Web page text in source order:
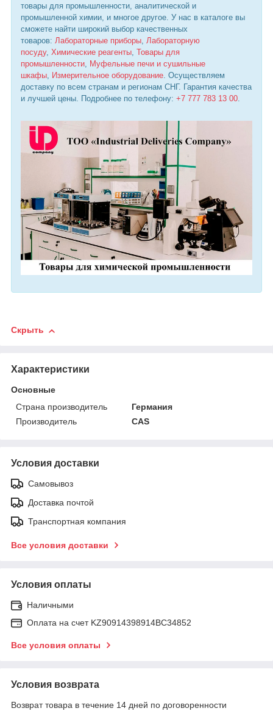
товары для промышленности, аналитической и
промышленной химии, и многое другое. У нас в каталоге вы
сможете найти широкий выбор качественных
товаров: Лабораторные приборы, Лабораторную
посуду, Химические реагенты, Товары для
промышленности, Муфельные печи и сушильные
шкафы, Измерительное оборудование. Осуществляем
доставку по всем странам и регионам СНГ. Гарантия качества
и лучшей цены. Подробнее по телефону: +7 777 783 13 00.
Скрыть
Характеристики
Основные
Страна производитель
Германия
Производитель
CAS
Условия доставки
Самовывоз
Доставка почтой
Транспортная компания
Все условия доставки
Условия оплаты
Наличными
Оплата на счет KZ90914398914ВС34852
Все условия оплаты
Условия возврата
Возврат товара в течение 14 дней по договоренности